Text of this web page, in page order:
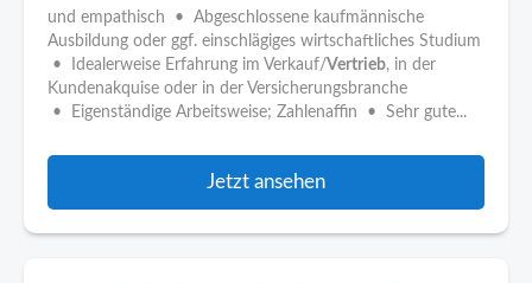
und empathisch • Abgeschlossene kaufmännische
Ausbildung oder ggf. einschlägiges wirtschaftliches Studium
• Idealerweise Erfahrung im Verkauf/Vertrieb, in der
Kundenakquise oder in der Versicherungsbranche
• Eigenständige Arbeitsweise; Zahlenaffin • Sehr gute...
Jetzt ansehen